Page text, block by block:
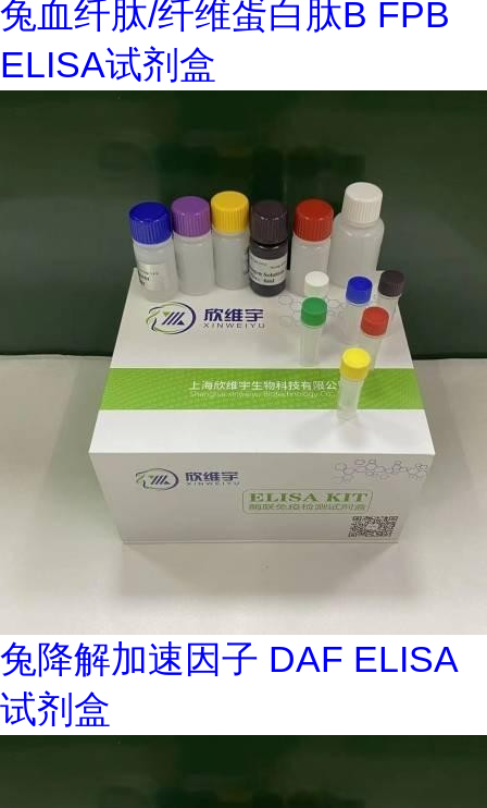
兔血纤肽/纤维蛋白肽B FPB
ELISA试剂盒
兔降解加速因子 DAF ELISA
试剂盒